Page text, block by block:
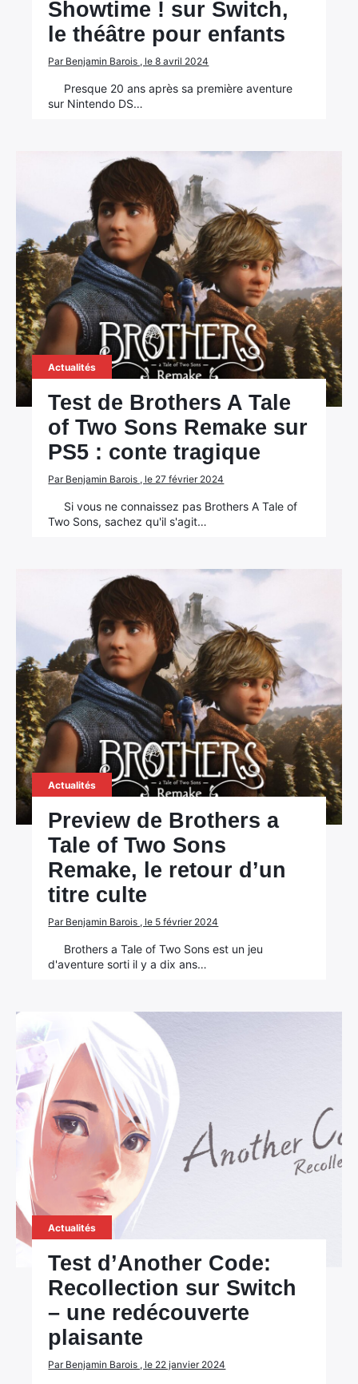
Showtime ! sur Switch,
le théâtre pour enfants
Par Benjamin Barois , le 8 avril 2024
Presque 20 ans après sa première aventure
sur Nintendo DS…
Actualités
Test de Brothers A Tale
of Two Sons Remake sur
PS5 : conte tragique
Par Benjamin Barois , le 27 février 2024
Si vous ne connaissez pas Brothers A Tale of
Two Sons, sachez qu'il s'agit…
Actualités
Preview de Brothers a
Tale of Two Sons
Remake, le retour d’un
titre culte
Par Benjamin Barois , le 5 février 2024
Brothers a Tale of Two Sons est un jeu
d'aventure sorti il y a dix ans…
Actualités
Test d’Another Code:
Recollection sur Switch
– une redécouverte
plaisante
Par Benjamin Barois , le 22 janvier 2024